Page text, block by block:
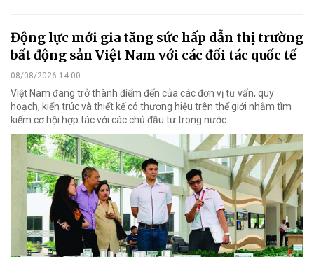
Động lực mới gia tăng sức hấp dẫn thị trường
bất động sản Việt Nam với các đối tác quốc tế
08/08/2026 14:00
Việt Nam đang trở thành điểm đến của các đơn vị tư vấn, quy
hoạch, kiến trúc và thiết kế có thương hiệu trên thế giới nhằm tìm
kiếm cơ hội hợp tác với các chủ đầu tư trong nước.